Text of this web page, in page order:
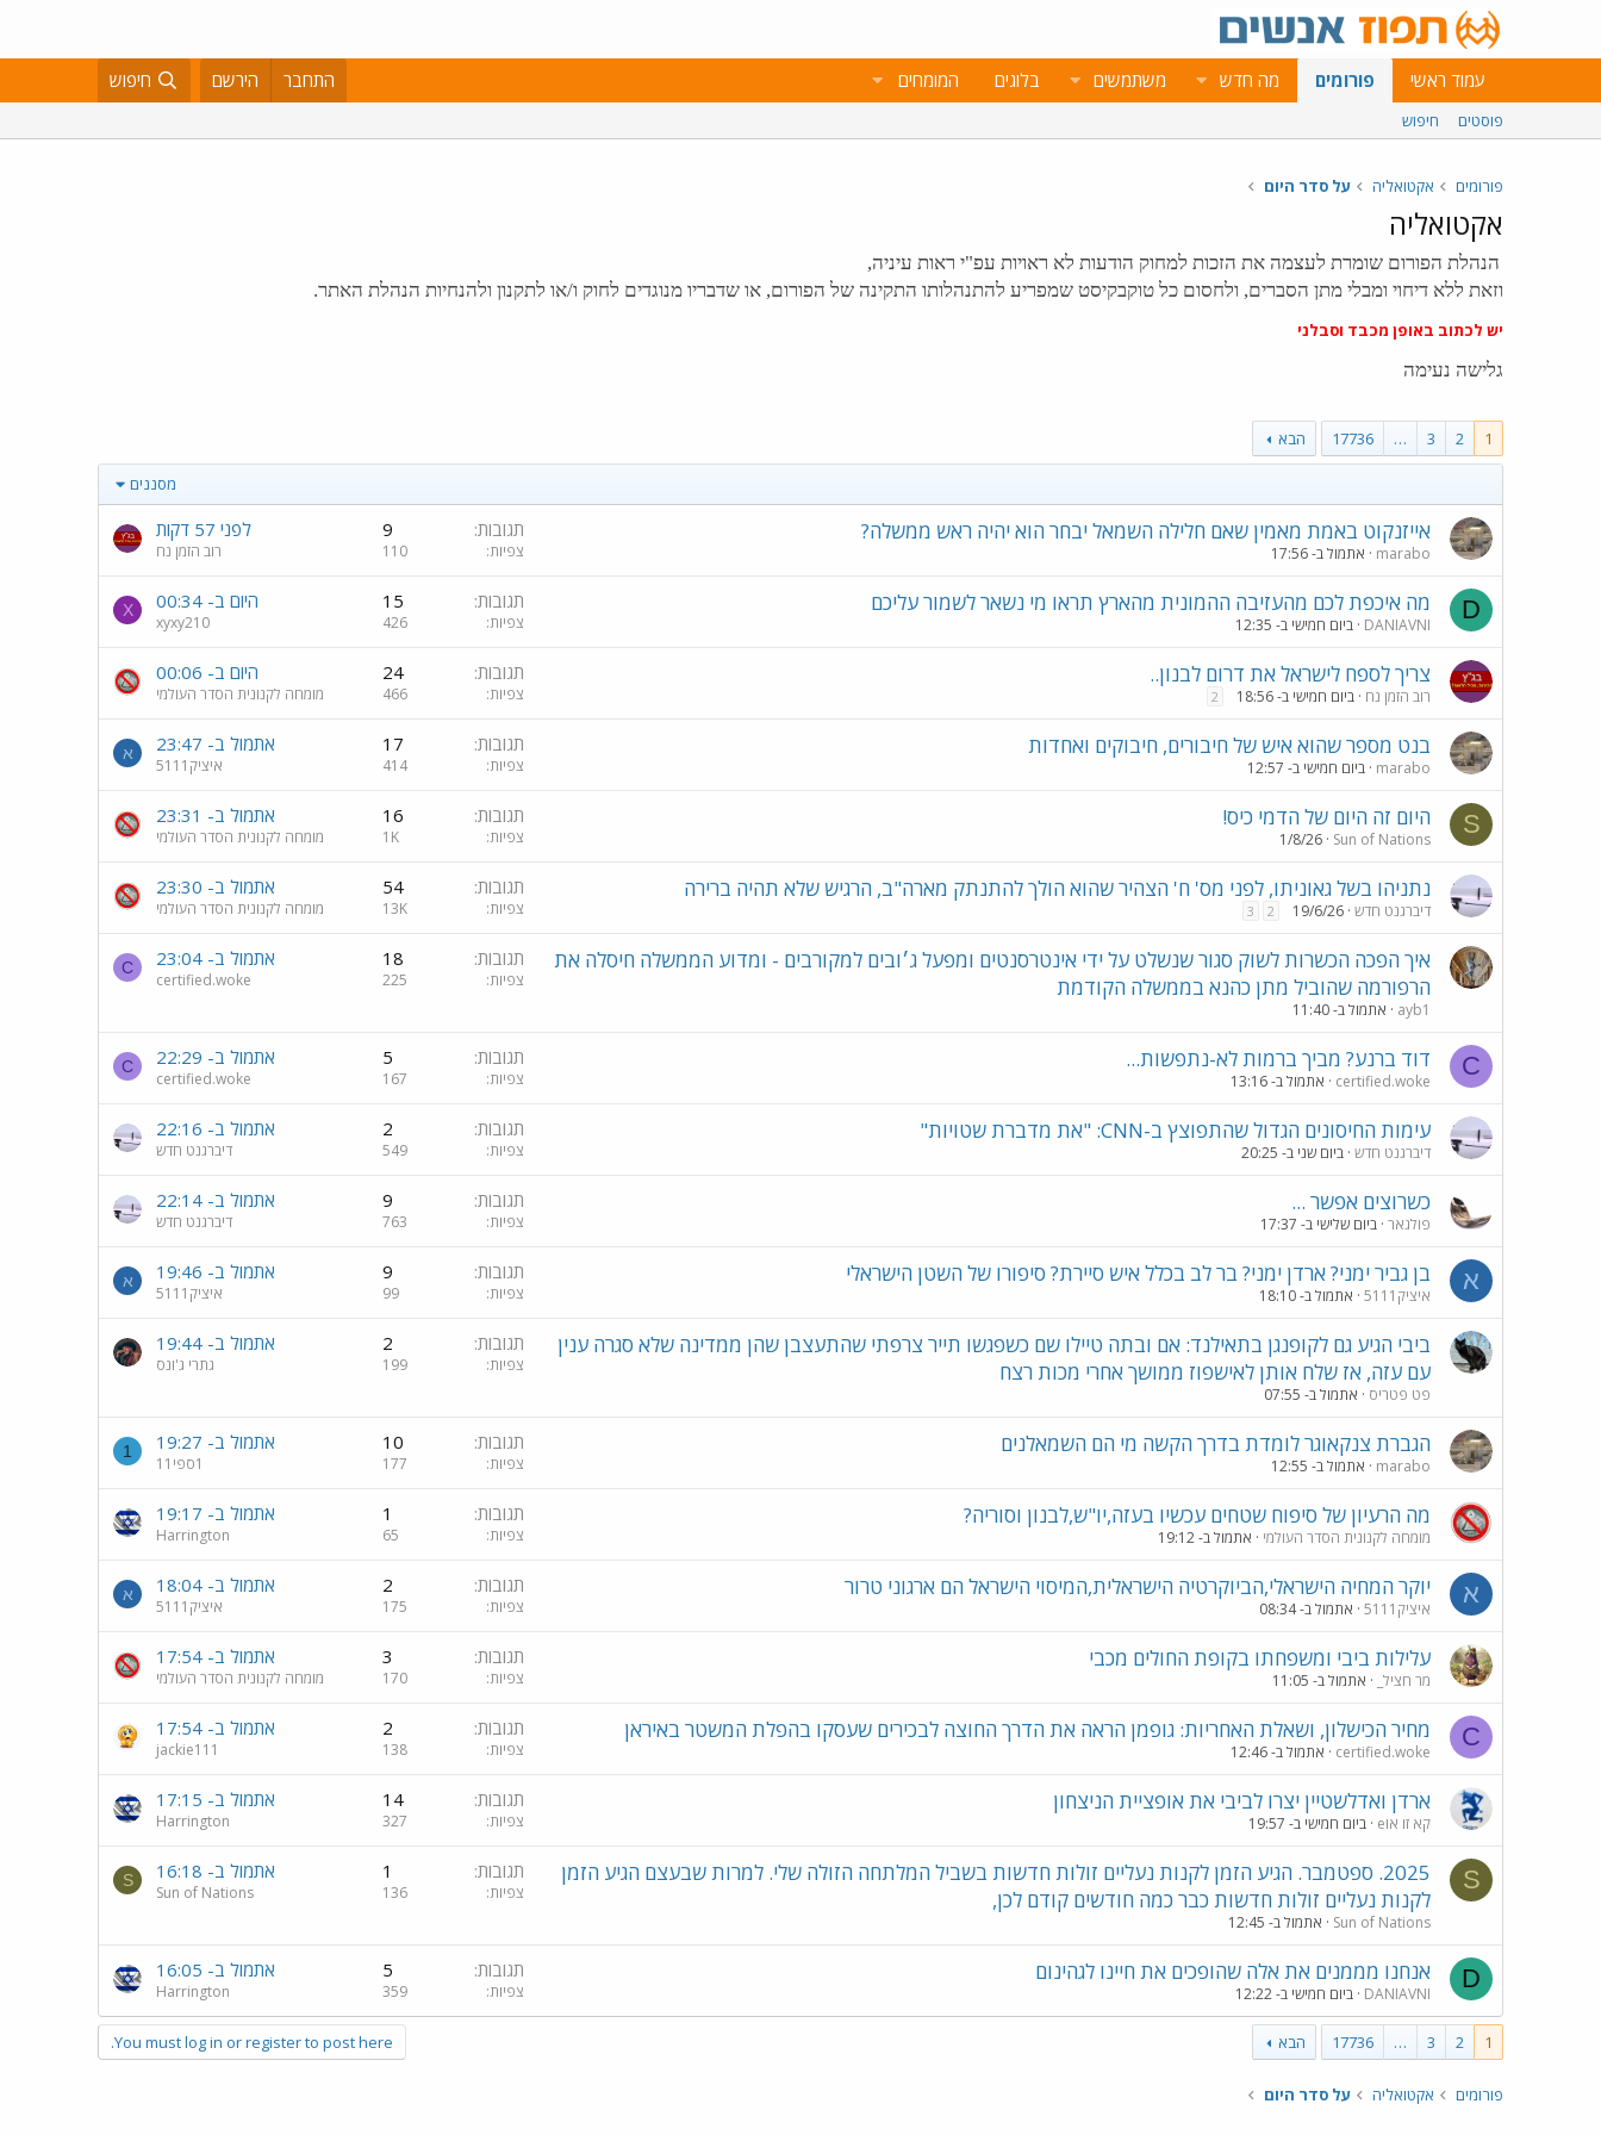
עמוד ראשי פורומים מה חדש משתמשים בלוגים המומחים התחבר הירשם חיפוש
פוסטים חיפוש
פורומים אקטואליה על סדר היום
אקטואליה
הנהלת הפורום שומרת לעצמה את הזכות למחוק הודעות לא ראויות עפ"י ראות עיניה,
וזאת ללא דיחוי ומבלי מתן הסברים, ולחסום כל טוקבקיסט שמפריע להתנהלותו התקינה של הפורום, או שדבריו מנוגדים לחוק ו/או לתקנון ולהנחיות הנהלת האתר.
יש לכתוב באופן מכבד וסבלני
גלישה נעימה
1
2
3
…
17736 הבא
מסננים
אייזנקוט באמת מאמין שאם חלילה השמאל יבחר הוא יהיה ראש ממשלה?
marabo אתמול ב- 17:56
תגובות 9
צפיות 110
לפני 57 דקות
רוב הזמן נח
D מה איכפת לכם מהעזיבה ההמונית מהארץ תראו מי נשאר לשמור עליכם
DANIAVNI ביום חמישי ב- 12:35
תגובות 15
צפיות 426
היום ב- 00:34
xyxy210
X
צריך לספח לישראל את דרום לבנון..
רוב הזמן נח ביום חמישי ב- 18:56 2
תגובות 24
צפיות 466
היום ב- 00:06
מומחה לקנונית הסדר העולמי
בנט מספר שהוא איש של חיבורים, חיבוקים ואחדות
marabo ביום חמישי ב- 12:57
תגובות 17
צפיות 414
אתמול ב- 23:47
איציק5111
א
S היום זה היום של הדמי כיס!
Sun of Nations
1/8/26
תגובות 16
צפיות 1K
אתמול ב- 23:31
מומחה לקנונית הסדר העולמי
נתניהו בשל גאוניתו, לפני מס' ח' הצהיר שהוא הולך להתנתק מארה"ב, הרגיש שלא תהיה ברירה
דיברגנט חדש 19/6/26
2
3
תגובות 54
צפיות 13K
אתמול ב- 23:30
מומחה לקנונית הסדר העולמי
איך הפכה הכשרות לשוק סגור שנשלט על ידי אינטרסנטים ומפעל ג׳ובים למקורבים - ומדוע הממשלה חיסלה את
הרפורמה שהוביל מתן כהנא בממשלה הקודמת
ayb1 אתמול ב- 11:40
תגובות 18
צפיות 225
אתמול ב- 23:04
certified.woke
C
C דוד ברנע? מביך ברמות לא-נתפשות...
certified.woke אתמול ב- 13:16
תגובות 5
צפיות 167
אתמול ב- 22:29
certified.woke
C
עימות החיסונים הגדול שהתפוצץ ב-CNN: "את מדברת שטויות"
דיברגנט חדש ביום שני ב- 20:25
תגובות 2
צפיות 549
אתמול ב- 22:16
דיברגנט חדש
כשרוצים אפשר ...
פולגאר ביום שלישי ב- 17:37
תגובות 9
צפיות 763
אתמול ב- 22:14
דיברגנט חדש
א בן גביר ימני? ארדן ימני? בר לב בכלל איש סיירת? סיפורו של השטן הישראלי
איציק5111 אתמול ב- 18:10
תגובות 9
צפיות 99
אתמול ב- 19:46
איציק5111
א
ביבי הגיע גם לקופנגן בתאילנד: אם ובתה טיילו שם כשפגשו תייר צרפתי שהתעצבן שהן ממדינה שלא סגרה ענין
עם עזה, אז שלח אותן לאישפוז ממושך אחרי מכות רצח
פט פטריס אתמול ב- 07:55
תגובות 2
צפיות 199
אתמול ב- 19:44
גתרי ג'ונס
הגברת צנקאוגר לומדת בדרך הקשה מי הם השמאלנים
marabo אתמול ב- 12:55
תגובות 10
צפיות 177
אתמול ב- 19:27
1ספי11
1
מה הרעיון של סיפוח שטחים עכשיו בעזה,יו"ש,לבנון וסוריה?
מומחה לקנונית הסדר העולמי אתמול ב- 19:12
תגובות 1
צפיות 65
אתמול ב- 19:17
Harrington
א יוקר המחיה הישראלי,הביוקרטיה הישראלית,המיסוי הישראל הם ארגוני טרור
איציק5111 אתמול ב- 08:34
תגובות 2
צפיות 175
אתמול ב- 18:04
איציק5111
א
עלילות ביבי ומשפחתו בקופת החולים מכבי
מר חציל_ אתמול ב- 11:05
תגובות 3
צפיות 170
אתמול ב- 17:54
מומחה לקנונית הסדר העולמי
C מחיר הכישלון, ושאלת האחריות: גופמן הראה את הדרך החוצה לבכירים שעסקו בהפלת המשטר באיראן
certified.woke אתמול ב- 12:46
תגובות 2
צפיות 138
אתמול ב- 17:54
jackie111
ארדן ואדלשטיין יצרו לביבי את אופציית הניצחון
eקא זו או ביום חמישי ב- 19:57
תגובות 14
צפיות 327
אתמול ב- 17:15
Harrington
S
2025. ספטמבר. הגיע הזמן לקנות נעליים זולות חדשות בשביל המלתחה הזולה שלי. למרות שבעצם הגיע הזמן
לקנות נעליים זולות חדשות כבר כמה חודשים קודם לכן,
Sun of Nations אתמול ב- 12:45
תגובות 1
צפיות 136
אתמול ב- 16:18
Sun of Nations
S
D אנחנו מממנים את אלה שהופכים את חיינו לגהינום
DANIAVNI ביום חמישי ב- 12:22
תגובות 5
צפיות 359
אתמול ב- 16:05
Harrington
1
2
3
…
17736 הבא You must log in or register to post here.
פורומים אקטואליה על סדר היום